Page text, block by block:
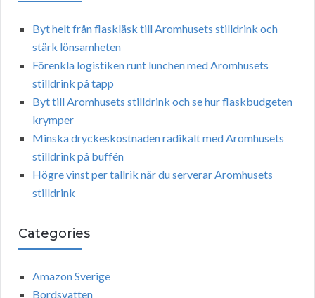
Byt helt från flaskläsk till Aromhusets stilldrink och
stärk lönsamheten
Förenkla logistiken runt lunchen med Aromhusets
stilldrink på tapp
Byt till Aromhusets stilldrink och se hur flaskbudgeten
krymper
Minska dryckeskostnaden radikalt med Aromhusets
stilldrink på buffén
Högre vinst per tallrik när du serverar Aromhusets
stilldrink
Categories
Amazon Sverige
Bordsvatten